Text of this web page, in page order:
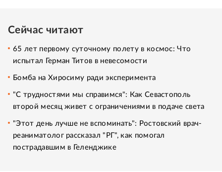
Сейчас читают
65 лет первому суточному полету в космос: Что
испытал Герман Титов в невесомости
Бомба на Хиросиму ради эксперимента
"С трудностями мы справимся": Как Севастополь
второй месяц живет с ограничениями в подаче света
"Этот день лучше не вспоминать": Ростовский врач-
реаниматолог рассказал "РГ", как помогал
пострадавшим в Геленджике